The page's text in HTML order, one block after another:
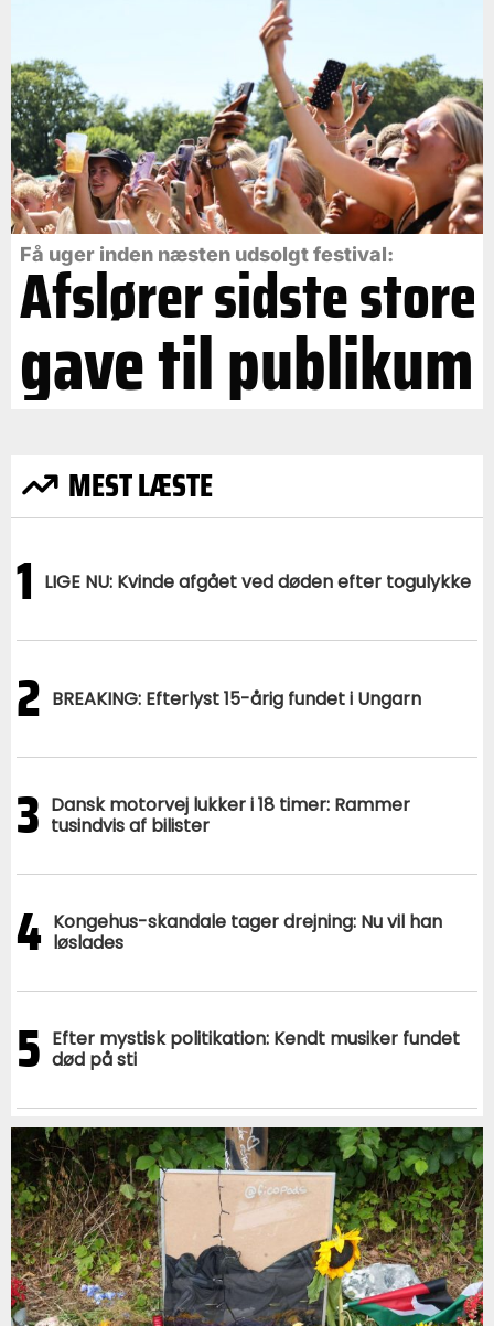
Få uger inden næsten udsolgt festival:
Afslører sidste store
gave til publikum
MEST LÆSTE
1 LIGE NU: Kvinde afgået ved døden efter togulykke
2 BREAKING: Efterlyst 15-årig fundet i Ungarn
3 Dansk motorvej lukker i 18 timer: Rammer
tusindvis af bilister
4 Kongehus-skandale tager drejning: Nu vil han
løslades
5 Efter mystisk politikation: Kendt musiker fundet
død på sti